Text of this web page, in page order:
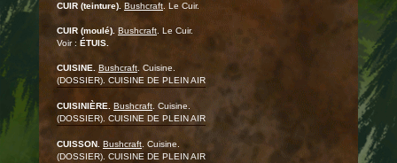
CUIR (teinture). Bushcraft. Le Cuir.
CUIR (moulé). Bushcraft . Le Cuir.
Voir : ÉTUIS.
CUISINE. Bushcraft . Cuisine.
(DOSSIER). CUISINE DE PLEIN AIR
CUISINIÈRE. Bushcraft . Cuisine.
(DOSSIER). CUISINE DE PLEIN AIR
CUISSON. Bushcraft . Cuisine.
(DOSSIER). CUISINE DE PLEIN AIR